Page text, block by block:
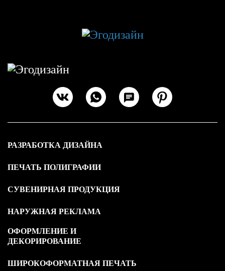
РАЗРАБОТКА ДИЗАЙНА
ПЕЧАТЬ ПОЛИГРАФИИ
СУВЕНИРНАЯ ПРОДУКЦИЯ
НАРУЖНАЯ РЕКЛАМА
ШИРОКОФОРМАТНАЯ ПЕЧАТЬ
ОФОРМЛЕНИЕ И
ДЕКОРИРОВАНИЕ